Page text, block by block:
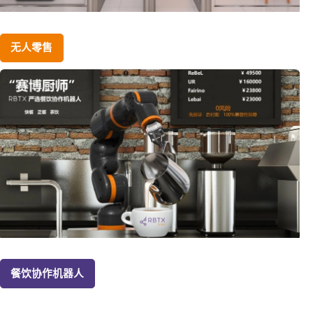
无人零售
餐饮协作机器人